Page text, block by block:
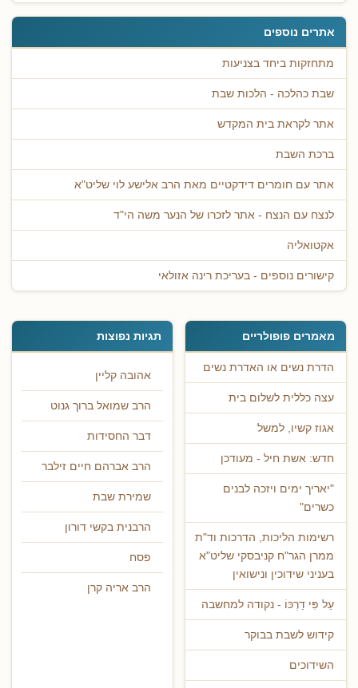
אתרים נוספים
מתחזקות ביחד בצניעות
שבת כהלכה - הלכות שבת
אתר לקראת בית המקדש
ברכת השבת
אתר עם חומרים דידקטיים מאת הרב אלישע לוי שליט"א
לנצח עם הנצח - אתר לזכרו של הנער משה הי"ד
אקטואליה
קישורים נוספים - בעריכת רינה אזולאי
מאמרים פופולריים
הדרת נשים או האדרת נשים
עצה כללית לשלום בית
אגוז קשיו, למשל
חדש: אשת חיל - מעודכן
"יאריך ימים ויזכה לבנים
כשרים"
רשימות הליכות, הדרכות וד"ת
ממרן הגר"ח קניבסקי שליט"א
בעניני שידוכין ונישואין
עַל פִּי דַרְכּוֹ - נקודה למחשבה
קידוש לשבת בבוקר
השידוכים
תגיות נפוצות
אהובה קליין
הרב שמואל ברוך גנוט
דבר החסידות
הרב אברהם חיים זילבר
שמירת שבת
הרבנית בקשי דורון
פסח
הרב אריה קרן